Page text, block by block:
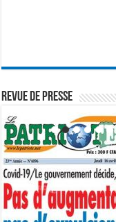
REVUE DE PRESSE